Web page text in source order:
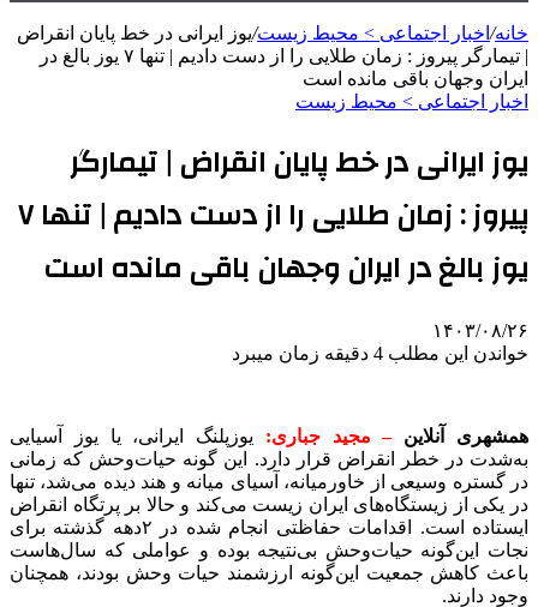
خانه/ اخبار اجتماعی > محیط زیست/یوز ایرانی در خط پایان انقراض
| تیمارگر پیروز : زمان طلایی را از دست دادیم | تنها ۷ یوز بالغ در
ایران وجهان باقی مانده است
اخبار اجتماعی > محیط زیست
یوز ایرانی در خط پایان انقراض | تیمارگر
پیروز : زمان طلایی را از دست دادیم | تنها ۷
یوز بالغ در ایران وجهان باقی مانده است
۱۴۰۳/۰۸/۲۶
خواندن این مطلب 4 دقیقه زمان میبرد
همشهری آنلاین – مجید جباری:
یوزپلنگ ایرانی، یا یوز آسیایی
به‌شدت در خطر انقراض قرار دارد. این گونه حیات‌وحش که زمانی
در گستره وسیعی از خاورمیانه، آسیای میانه و هند دیده می‌شد، تنها
در یکی از زیستگاه‌های ایران زیست می‌کند و حالا بر پرتگاه انقراض
ایستاده است. اقدامات حفاظتی انجام شده در ۲دهه گذشته برای
نجات این‌گونه حیات‌وحش بی‌نتیجه بوده و عواملی که سال‌هاست
باعث کاهش جمعیت این‌گونه ارزشمند حیات وحش بودند، همچنان
وجود دارند.